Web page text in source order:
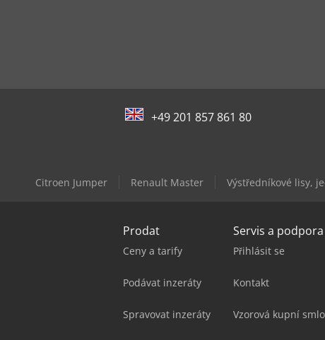
+49 201 857 861 80
Citroen Jumper Renault Master Výstředníkové lisy,
Prodat
Ceny a tarify
Podávat inzeráty
Spravovat inzeráty
Servis a podpora
Přihlásit se
Kontakt
Vzorová kupní